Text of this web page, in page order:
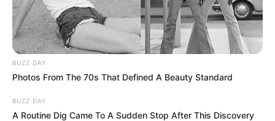
BUZZ DAY
Photos From The 70s That Defined A Beauty Standard
BUZZ DAY
A Routine Dig Came To A Sudden Stop After This Discovery